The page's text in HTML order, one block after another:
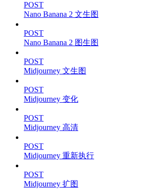
POST
Nano Banana 2 文生图
POST
Nano Banana 2 图生图
POST
Midjourney 文生图
POST
Midjourney 变化
POST
Midjourney 高清
POST
Midjourney 重新执行
POST
Midjourney 扩图